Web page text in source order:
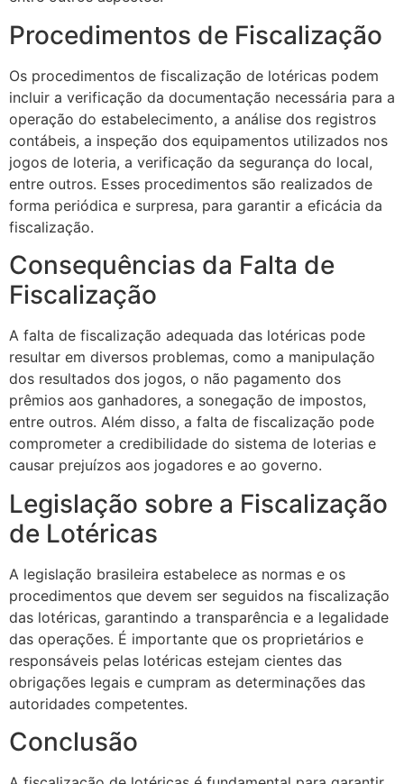
Procedimentos de Fiscalização
Os procedimentos de fiscalização de lotéricas podem
incluir a verificação da documentação necessária para a
operação do estabelecimento, a análise dos registros
contábeis, a inspeção dos equipamentos utilizados nos
jogos de loteria, a verificação da segurança do local,
entre outros. Esses procedimentos são realizados de
forma periódica e surpresa, para garantir a eficácia da
fiscalização.
Consequências da Falta de
Fiscalização
A falta de fiscalização adequada das lotéricas pode
resultar em diversos problemas, como a manipulação
dos resultados dos jogos, o não pagamento dos
prêmios aos ganhadores, a sonegação de impostos,
entre outros. Além disso, a falta de fiscalização pode
comprometer a credibilidade do sistema de loterias e
causar prejuízos aos jogadores e ao governo.
Legislação sobre a Fiscalização
de Lotéricas
A legislação brasileira estabelece as normas e os
procedimentos que devem ser seguidos na fiscalização
das lotéricas, garantindo a transparência e a legalidade
das operações. É importante que os proprietários e
responsáveis pelas lotéricas estejam cientes das
obrigações legais e cumpram as determinações das
autoridades competentes.
Conclusão